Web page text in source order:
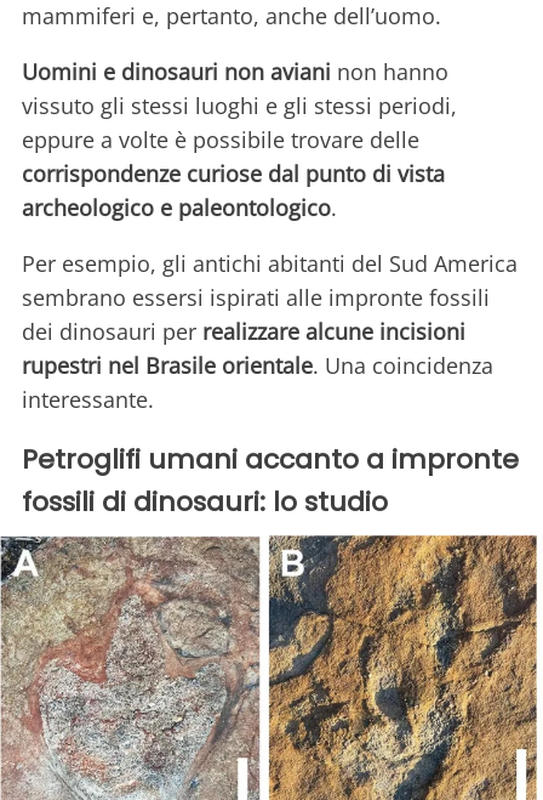
mammiferi e, pertanto, anche dell’uomo.
Uomini e dinosauri non aviani non hanno
vissuto gli stessi luoghi e gli stessi periodi,
eppure a volte è possibile trovare delle
corrispondenze curiose dal punto di vista
archeologico e paleontologico.
Per esempio, gli antichi abitanti del Sud America
sembrano essersi ispirati alle impronte fossili
dei dinosauri per realizzare alcune incisioni
rupestri nel Brasile orientale. Una coincidenza
interessante.
Petroglifi umani accanto a impronte
fossili di dinosauri: lo studio